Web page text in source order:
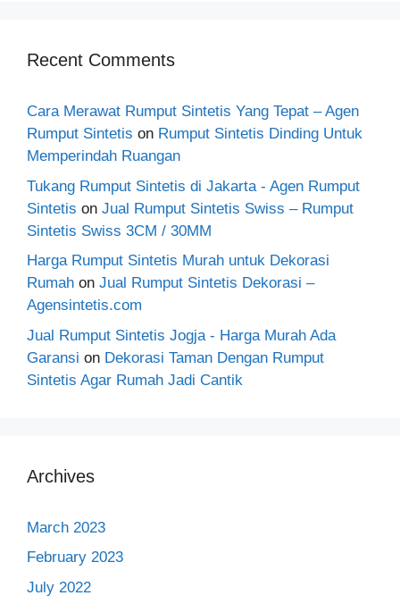
Recent Comments
Cara Merawat Rumput Sintetis Yang Tepat – Agen
Rumput Sintetis on Rumput Sintetis Dinding Untuk
Memperindah Ruangan
Tukang Rumput Sintetis di Jakarta - Agen Rumput
Sintetis on Jual Rumput Sintetis Swiss – Rumput
Sintetis Swiss 3CM / 30MM
Harga Rumput Sintetis Murah untuk Dekorasi
Rumah on Jual Rumput Sintetis Dekorasi –
Agensintetis.com
Jual Rumput Sintetis Jogja - Harga Murah Ada
Garansi on Dekorasi Taman Dengan Rumput
Sintetis Agar Rumah Jadi Cantik
Archives
March 2023
February 2023
July 2022